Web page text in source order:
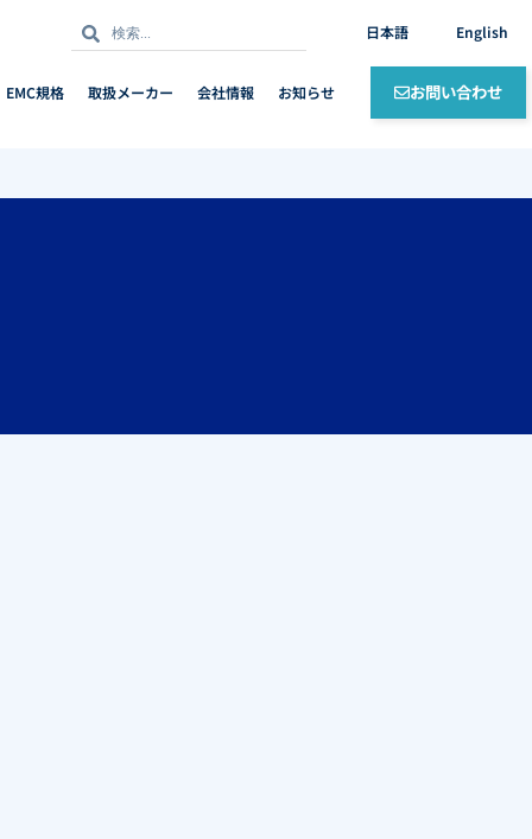
索 索
日本語 English
EMC規格 取扱メーカー 会社情報 お知らせ お問い合わせ